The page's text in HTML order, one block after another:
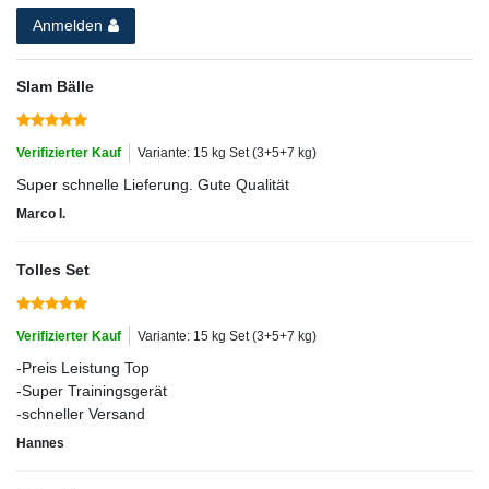
Anmelden
Slam Bälle
Verifizierter Kauf Variante: 15 kg Set (3+5+7 kg)
Super schnelle Lieferung. Gute Qualität
Marco I.
Tolles Set
Verifizierter Kauf Variante: 15 kg Set (3+5+7 kg)
-Preis Leistung Top
-Super Trainingsgerät
-schneller Versand
Hannes